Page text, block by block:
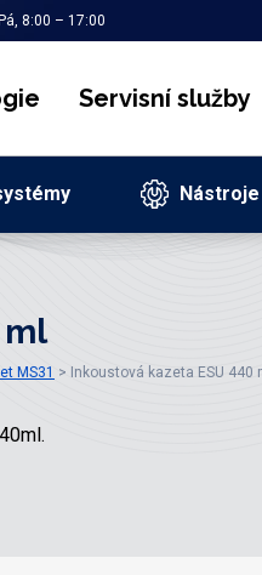
8:00 – 17:00
Servisní služby
ml
MS31 Inkoustová kazeta ESU 440